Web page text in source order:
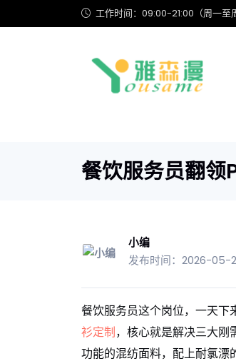
工作时间：09:00-21:00（周一至
餐饮服务员翻领
小编
发布时间：2026-05-
餐饮服务员这个岗位，一天下
衫定制 ，核心就是解决三大刚
功能的混纺面料，配上耐氯漂